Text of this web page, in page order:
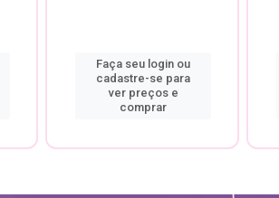
Faça seu login ou
cadastre-se para
ver preços e
comprar